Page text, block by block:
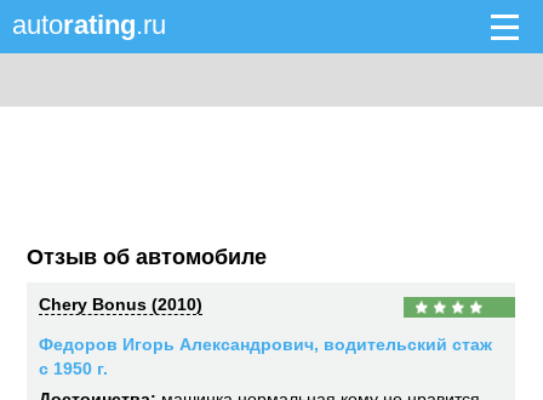
autorating.ru
Отзыв об автомобиле
Chery Bonus (2010)
Федоров Игорь Александрович, водительский стаж
с 1950 г.